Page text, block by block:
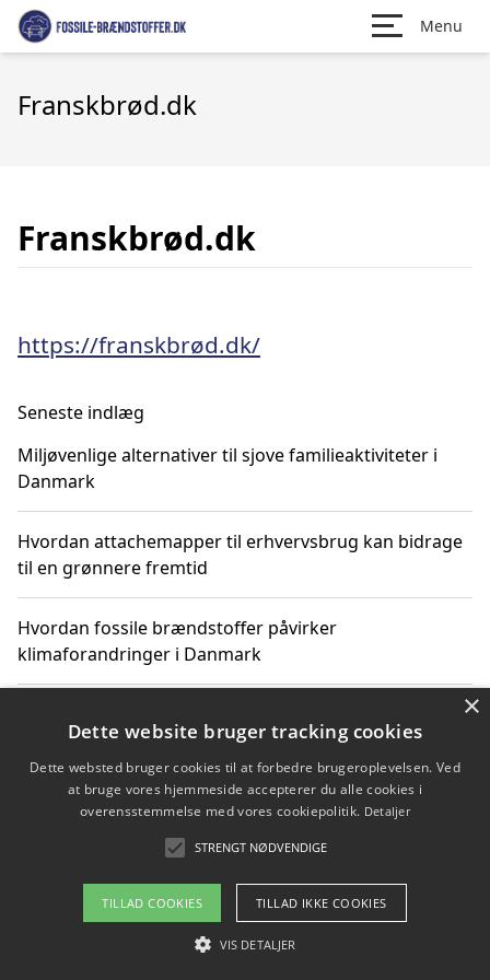
Menu
Franskbrød.dk
Franskbrød.dk
https://franskbrød.dk/
Seneste indlæg
Miljøvenlige alternativer til sjove familieaktiviteter i
Danmark
Hvordan attachemapper til erhvervsbrug kan bidrage
til en grønnere fremtid
Hvordan fossile brændstoffer påvirker
klimaforandringer i Danmark
klimaændringer
Hvordan citater om fossile brændstoffer kan ændre
Copyright 2026 - Pilanto Aps
Om / kontakt
×
Dette website bruger tracking cookies
Dette websted bruger cookies til at forbedre brugeroplevelsen. Ved
at bruge vores hjemmeside accepterer du alle cookies i
overensstemmelse med vores cookiepolitik. Detaljer
STRENGT NØDVENDIGE
TILLAD COOKIES TILLAD IKKE COOKIES
VIS DETALJER